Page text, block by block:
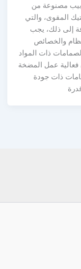
مصنوعة من
المقوى، والتي
إلى ذلك، يجب
والخصائص
الصمامات ذات المواد
عمل المضخة
ذات جودة